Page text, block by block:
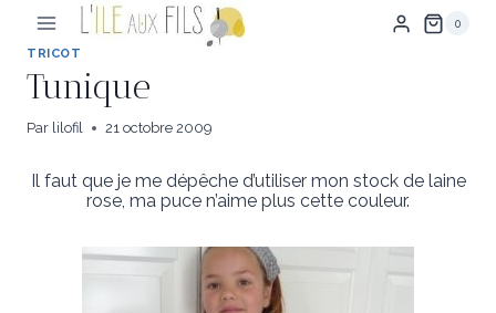
contenu
0
TRICOT
Tunique
Par lilofil 21 octobre 2009
Il faut que je me dépêche d’utiliser mon stock de laine
rose, ma puce n’aime plus cette couleur.